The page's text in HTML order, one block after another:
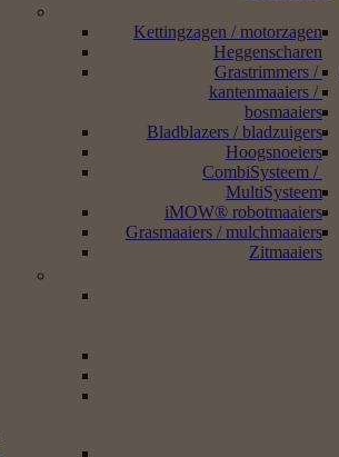
Kettingzagen / motorzagen
Heggenscharen
Grastrimmers /
kantenmaaiers /
bosmaaiers
Bladblazers / bladzuigers
Hoogsnoeiers
CombiSysteem /
MultiSysteem
iMOW® robotmaaiers
Grasmaaiers / mulchmaaiers
Zitmaaiers